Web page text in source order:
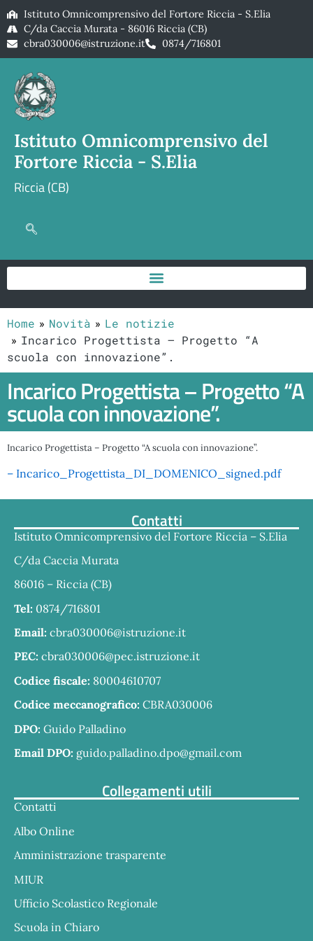
Istituto Omnicomprensivo del Fortore Riccia - S.Elia
C/da Caccia Murata - 86016 Riccia (CB)
cbra030006@istruzione.it
0874/716801
Istituto Omnicomprensivo del
Fortore Riccia - S.Elia
Riccia (CB)
Home Novità
Le notizie
Incarico Progettista – Progetto “A
scuola con innovazione”.
Incarico Progettista – Progetto “A
scuola con innovazione”.
Incarico Progettista – Progetto “A scuola con innovazione”.
– Incarico_Progettista_DI_DOMENICO_signed.pdf
Contatti
Istituto Omnicomprensivo del Fortore Riccia – S.Elia
C/da Caccia Murata
86016 – Riccia (CB)
Tel: 0874/716801
Email: cbra030006@istruzione.it
PEC: cbra030006@pec.istruzione.it
Codice fiscale: 80004610707
Codice meccanografico: CBRA030006
DPO: Guido Palladino
Email DPO: guido.palladino.dpo@gmail.com
Collegamenti utili
Contatti
Albo Online
Amministrazione trasparente
MIUR
Ufficio Scolastico Regionale
Scuola in Chiaro